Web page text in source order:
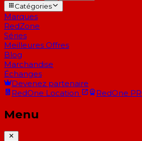
Catégories
Marques
RedZone
Séries
Meilleures Offres
Blog
Marchandise
Échanges
Devenez partenaire
RedOne Location RedOne
Menu